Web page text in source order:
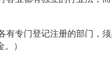
有专门登记注册的部门，
）